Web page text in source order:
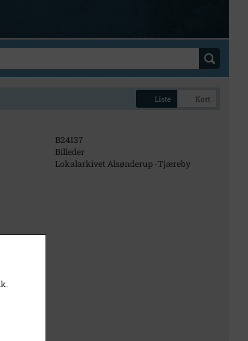
Liste Kort
B24137
Billeder
Lokalarkivet Alsønderup -Tjæreby